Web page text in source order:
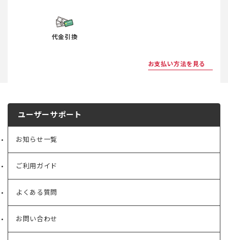
代金引換
お支払い方法を見る
ユーザーサポート
お知らせ一覧
ご利用ガイド
よくある質問
お問い合わせ